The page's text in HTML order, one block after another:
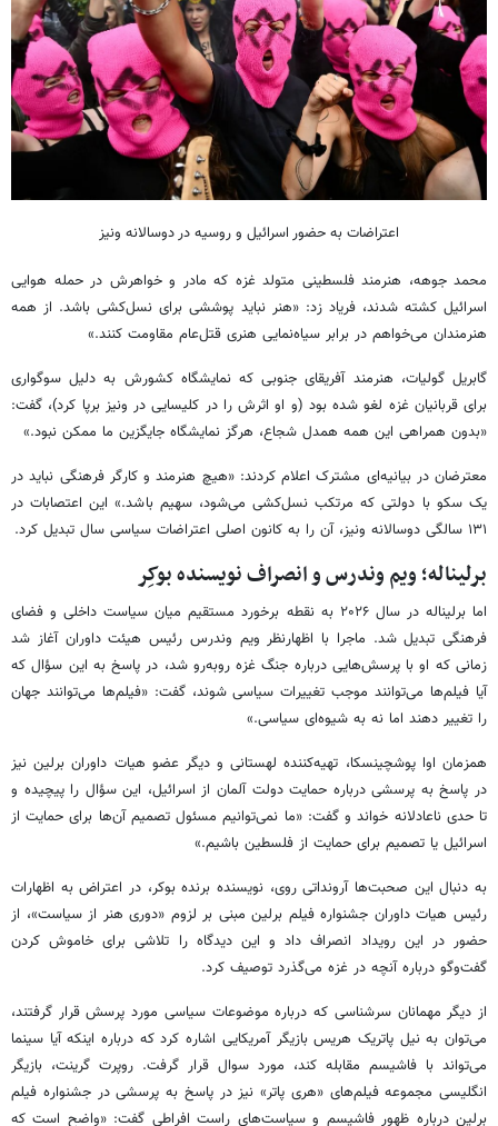
اعتراضات به حضور اسرائیل و روسیه در دوسالانه ونیز
محمد جوهه، هنرمند فلسطینی متولد غزه که مادر و خواهرش در حمله هوایی
اسرائیل کشته شدند، فریاد زد: «هنر نباید پوششی برای نسل‌کشی باشد. از همه
هنرمندان می‌خواهم در برابر سیاه‌نمایی هنری قتل‌عام مقاومت کنند.»
گابریل گولیات، هنرمند آفریقای جنوبی که نمایشگاه کشورش به دلیل سوگواری
برای قربانیان غزه لغو شده بود (و او اثرش را در کلیسایی در ونیز برپا کرد)، گفت:
«بدون همراهی این همه همدل شجاع، هرگز نمایشگاه جایگزین ما ممکن نبود.»
معترضان در بیانیه‌ای مشترک اعلام کردند: «هیچ هنرمند و کارگر فرهنگی نباید در
یک سکو با دولتی که مرتکب نسل‌کشی می‌شود، سهیم باشد.» این اعتصابات در
۱۳۱ سالگی دوسالانه ونیز، آن را به کانون اصلی اعتراضات سیاسی سال تبدیل کرد.
برلیناله؛ ویم وندرس و انصراف نویسنده بوکِر
اما برلیناله در سال ۲۰۲۶ به نقطه برخورد مستقیم میان سیاست داخلی و فضای
فرهنگی تبدیل شد. ماجرا با اظهارنظر ویم وندرس رئیس هیئت داوران آغاز شد
زمانی که او با پرسش‌هایی درباره جنگ غزه روبه‌رو شد، در پاسخ به این سؤال که
آیا فیلم‌ها می‌توانند موجب تغییرات سیاسی شوند، گفت: «فیلم‌ها می‌توانند جهان
را تغییر دهند اما نه به شیوه‌ای سیاسی.»
همزمان اوا پوشچینسکا، تهیه‌کننده لهستانی و دیگر عضو هیات داوران برلین نیز
در پاسخ به پرسشی درباره حمایت دولت آلمان از اسرائیل، این سؤال را پیچیده و
تا حدی ناعادلانه خواند و گفت: «ما نمی‌توانیم مسئول تصمیم آن‌ها برای حمایت از
اسرائیل یا تصمیم برای حمایت از فلسطین باشیم.»
به دنبال این صحبت‌ها آرونداتی روی، نویسنده برنده بوکر، در اعتراض به اظهارات
رئیس هیات داوران جشنواره فیلم برلین مبنی بر لزوم «دوری هنر از سیاست»، از
حضور در این رویداد انصراف داد و این دیدگاه را تلاشی برای خاموش کردن
گفت‌وگو درباره آنچه در غزه می‌گذرد توصیف کرد.
از دیگر مهمانان سرشناسی که درباره موضوعات سیاسی مورد پرسش قرار گرفتند،
می‌توان به نیل پاتریک هریس بازیگر آمریکایی اشاره کرد که درباره اینکه آیا سینما
می‌تواند با فاشیسم مقابله کند، مورد سوال قرار گرفت. روپرت گرینت، بازیگر
انگلیسی مجموعه فیلم‌های «هری پاتر» نیز در پاسخ به پرسشی در جشنواره فیلم
برلین درباره ظهور فاشیسم و سیاست‌های راست افراطی گفت: «واضح است که